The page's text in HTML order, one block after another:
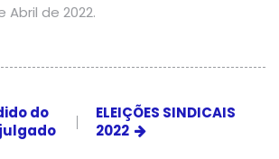
Abril de 2022.
do
ELEIÇÕES SINDICAIS
2022